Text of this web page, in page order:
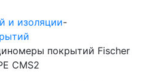
и изоляции-
покрытий Fischer
CMS2